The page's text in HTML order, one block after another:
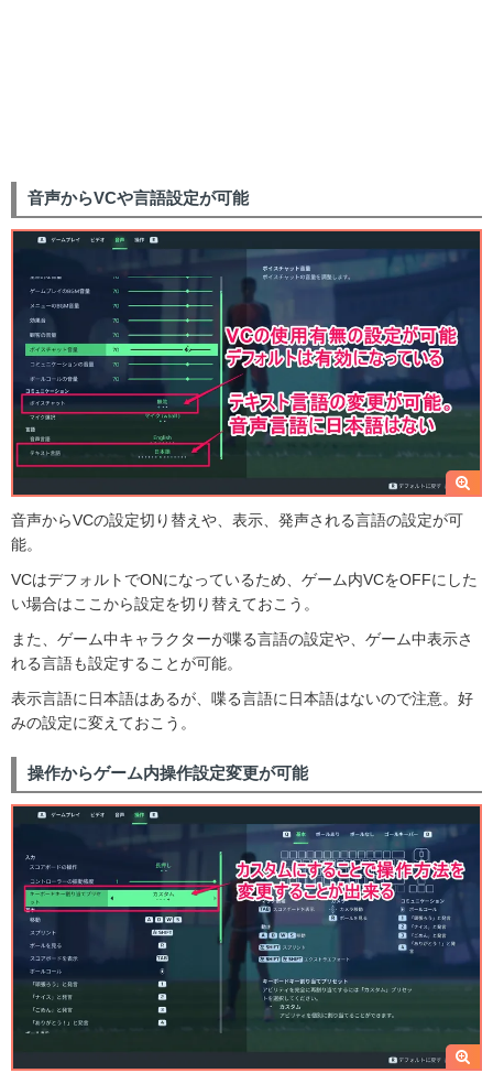
音声からVCや言語設定が可能
音声からVCの設定切り替えや、表示、発声される言語の設定が可
能。
VCはデフォルトでONになっているため、ゲーム内VCをOFFにした
い場合はここから設定を切り替えておこう。
また、ゲーム中キャラクターが喋る言語の設定や、ゲーム中表示さ
れる言語も設定することが可能。
表示言語に日本語はあるが、喋る言語に日本語はないので注意。好
みの設定に変えておこう。
操作からゲーム内操作設定変更が可能